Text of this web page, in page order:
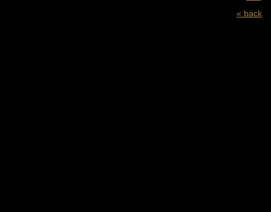
« back